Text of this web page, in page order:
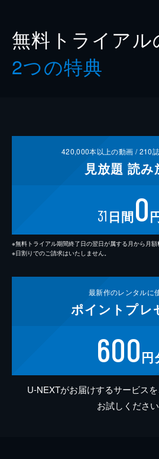
無料トライアル
2つの特典
420,000本以上の動画 /210
見放題 読み
31 日間0
※無料トライアル期間終了日の翌日が属する月から月額
※日割りでのご請求はいたしません。
最新作のレンタルに
ポイント プレ
600円
U-NEXTがお届けするサービス
お試しください